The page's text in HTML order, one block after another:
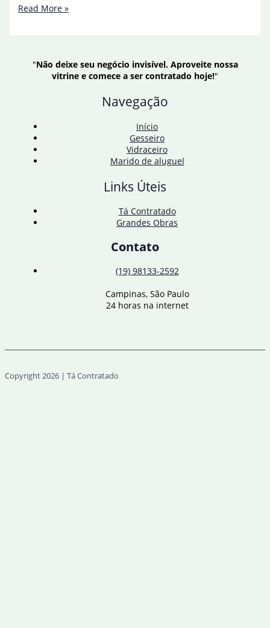
Juros
rotativo
Read More »
"Não deixe seu negócio invisível. Aproveite nossa
vitrine e comece a ser contratado hoje!"
Navegação
Início
Gesseiro
Vidraceiro
Marido de aluguel
Links Úteis
Tá Contratado
Grandes Obras
Contato
(19) 98133-2592
Campinas, São Paulo
24 horas na internet
Copyright 2026 | Tá Contratado